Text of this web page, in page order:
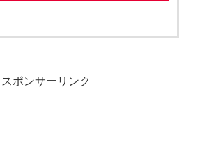
スポンサーリンク